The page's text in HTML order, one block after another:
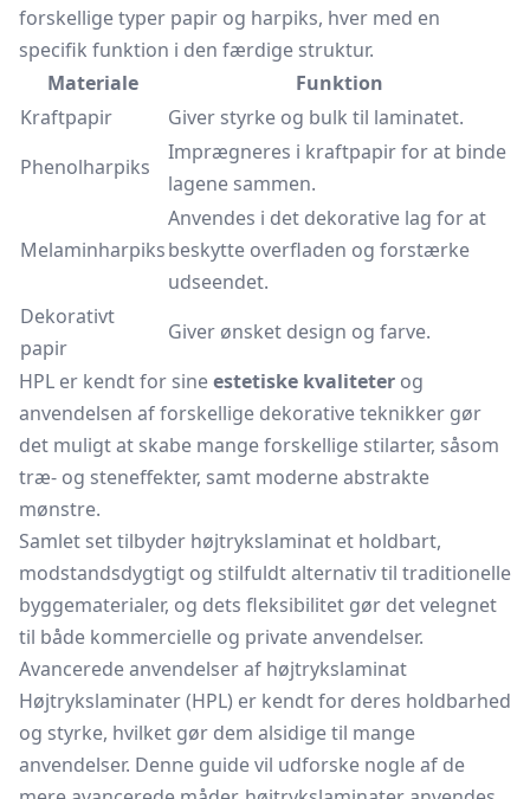
forskellige typer papir og harpiks, hver med en
specifik funktion i den færdige struktur.
Materiale
Funktion
Kraftpapir
Giver styrke og bulk til laminatet.
Phenolharpiks
Imprægneres i kraftpapirfor at binde
lagene sammen.
Melaminharpiks
Anvendes i det dekorative lag for at
beskytte overfladen og forstærke
udseendet.
Dekorativt
papir
Giver ønsket design og farve.
HPL er kendt for sineestetiske kvaliteter og
anvendelsen af forskellige dekorative teknikker gør
det muligt at skabe mange forskellige stilarter, såsom
træ- og steneffekter, samt moderne abstrakte
mønstre.
Samlet set tilbyder højtrykslaminat et holdbart,
modstandsdygtigt og stilfuldt alternativ til traditionelle
byggematerialer, og dets fleksibilitet gør det velegnet
til både kommercielle og private anvendelser.
Avancerede anvendelser af højtrykslaminat
Højtrykslaminater (HPL) er kendt for deres holdbarhed
og styrke, hvilket gør dem alsidige til mange
anvendelser. Denne guide vil udforske nogle af de